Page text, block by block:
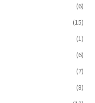
(6)
(15)
(1)
(6)
(7)
(8)